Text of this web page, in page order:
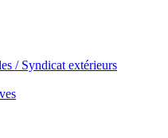
/ Syndicat extérieurs